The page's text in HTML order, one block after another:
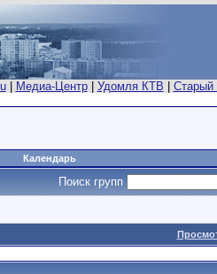
| Медиа-Центр| Удомля КТВ
Календарь
Поиск групп